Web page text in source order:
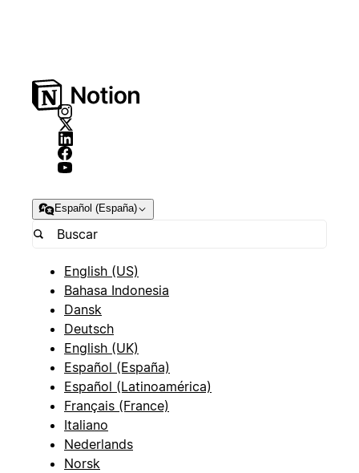
Español (España)
English (US)
Bahasa Indonesia
Dansk
Deutsch
English (UK)
Español (España)
Español (Latinoamérica)
Français (France)
Italiano
Nederlands
Norsk